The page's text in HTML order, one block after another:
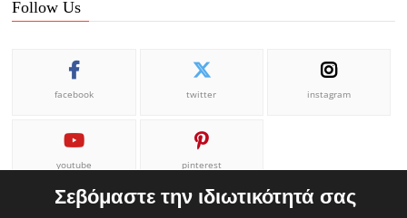
Follow Us
facebook twitter instagram
youtube pinterest
Σεβόμαστε την ιδιωτικότητά σας